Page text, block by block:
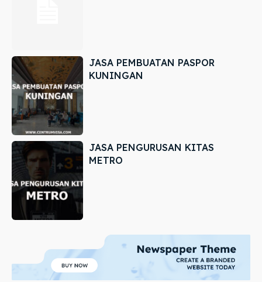
JASA PEMBUATAN PASPOR
KUNINGAN
JASA PENGURUSAN KITAS
METRO